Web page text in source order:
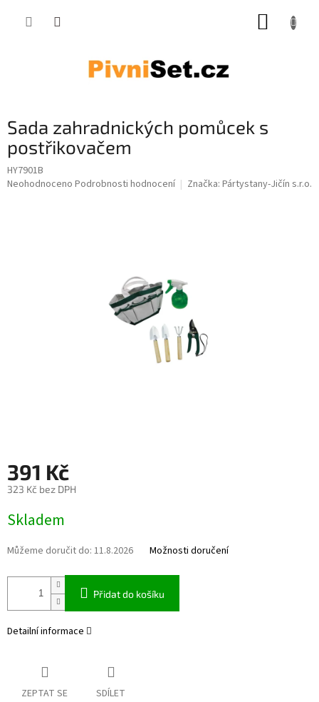
Sada zahradnických pomůcek s
postřikovačem
HY7901B
Průměrné hodnocení produktu je 0,0 z 5 hvězdiček.
Neohodnoceno Podrobnosti hodnocení Značka: Pártystany-Jičín s.r.o.
391 Kč
323 Kč bez DPH
Skladem
Můžeme doručit do: 11.8.2026 Možnosti doručení
Přidat do košíku
Detailní informace
ZEPTAT SE SDÍLET